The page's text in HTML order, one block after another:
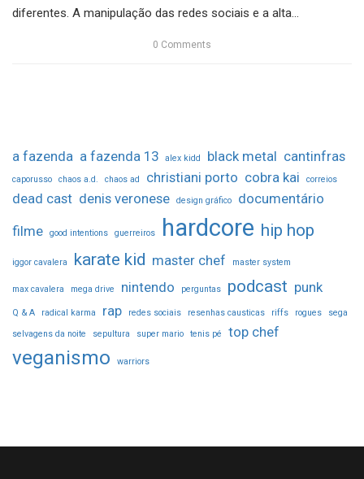
diferentes. A manipulação das redes sociais e a alta...
0 Comments
a fazenda a fazenda 13 alex kidd black metal cantinfras
caporusso chaos a.d. chaos ad christiani porto cobra kai correios
dead cast denis veronese design gráfico
documentário
filme
good intentions guerreiros hardcore hip hop
iggor cavalera karate kid master chef master system
max cavalera mega drive nintendo perguntas podcast punk
Q & A radical karma rap redes sociais resenhas causticas riffs rogues
sega
selvagens da noite
sepultura super mario tenis pé top chef
veganismo warriors